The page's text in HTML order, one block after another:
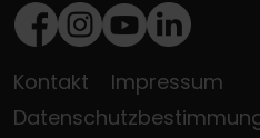
Facebook
Instagram
Youtube
LinkedIn
Kontakt
Impressum